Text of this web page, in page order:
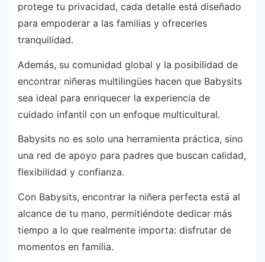
protege tu privacidad, cada detalle está diseñado
para empoderar a las familias y ofrecerles
tranquilidad.
Además, su comunidad global y la posibilidad de
encontrar niñeras multilingües hacen que Babysits
sea ideal para enriquecer la experiencia de
cuidado infantil con un enfoque multicultural.
Babysits no es solo una herramienta práctica, sino
una red de apoyo para padres que buscan calidad,
flexibilidad y confianza.
Con Babysits, encontrar la niñera perfecta está al
alcance de tu mano, permitiéndote dedicar más
tiempo a lo que realmente importa: disfrutar de
momentos en familia.